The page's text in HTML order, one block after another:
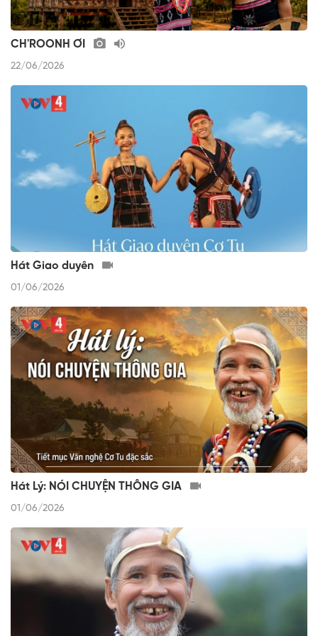
CH'ROONH ƠI
22/06/2026
Hát Giao duyên
01/06/2026
Hát Lý: NÓI CHUYỆN THÔNG GIA
01/06/2026